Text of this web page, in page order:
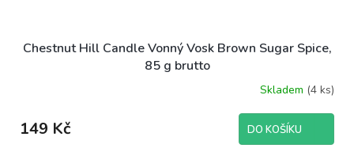
Chestnut Hill Candle Vonný Vosk Brown Sugar Spice,
85 g brutto
Skladem (4 ks)
149 Kč DO KOŠÍKU